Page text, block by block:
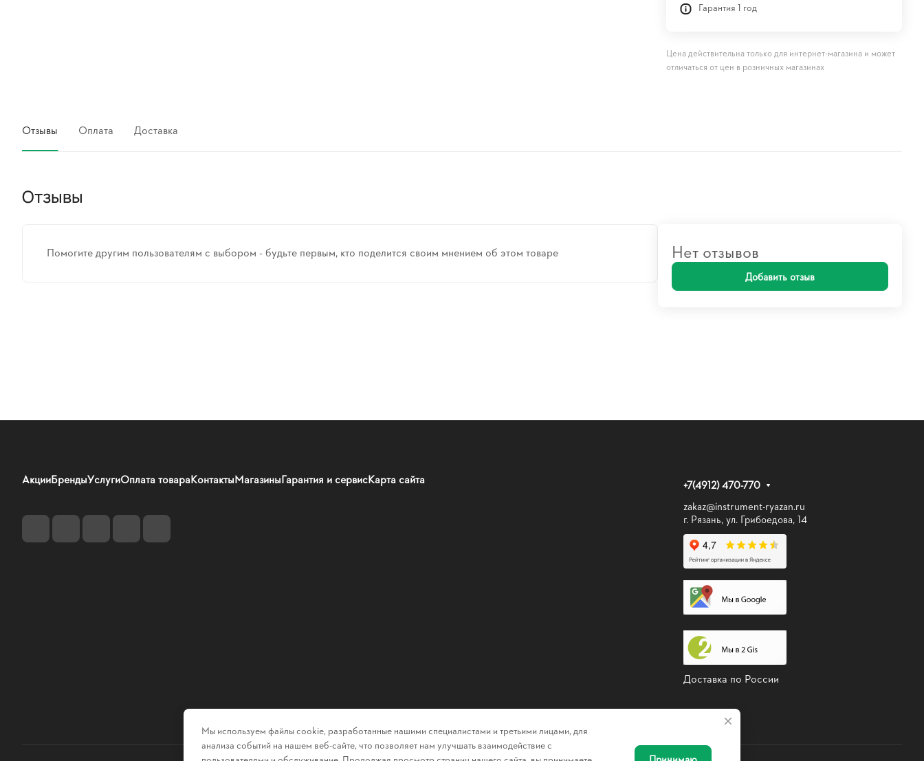
Гарантия 1 год
Цена действительна только для интернет-магазина и может
отличаться от цен в розничных магазинах
Отзывы Оплата Доставка
Отзывы
Помогите другим пользователям с выбором - будьте первым, кто поделится своим мнением об этом товаре Нет отзывов
Добавить отзыв
АкцииБрендыУслугиОплата товараКонтактыМагазиныГарантия и сервисКарта сайта
+7(4912) 470-770
zakaz@instrument-ryazan.ru
г. Рязань, ул. Грибоедова, 14
Доставка по России
Мы используем файлы cookie, разработанные нашими специалистами и третьими лицами, для
анализа событий на нашем веб-сайте, что позволяет нам улучшать взаимодействие с